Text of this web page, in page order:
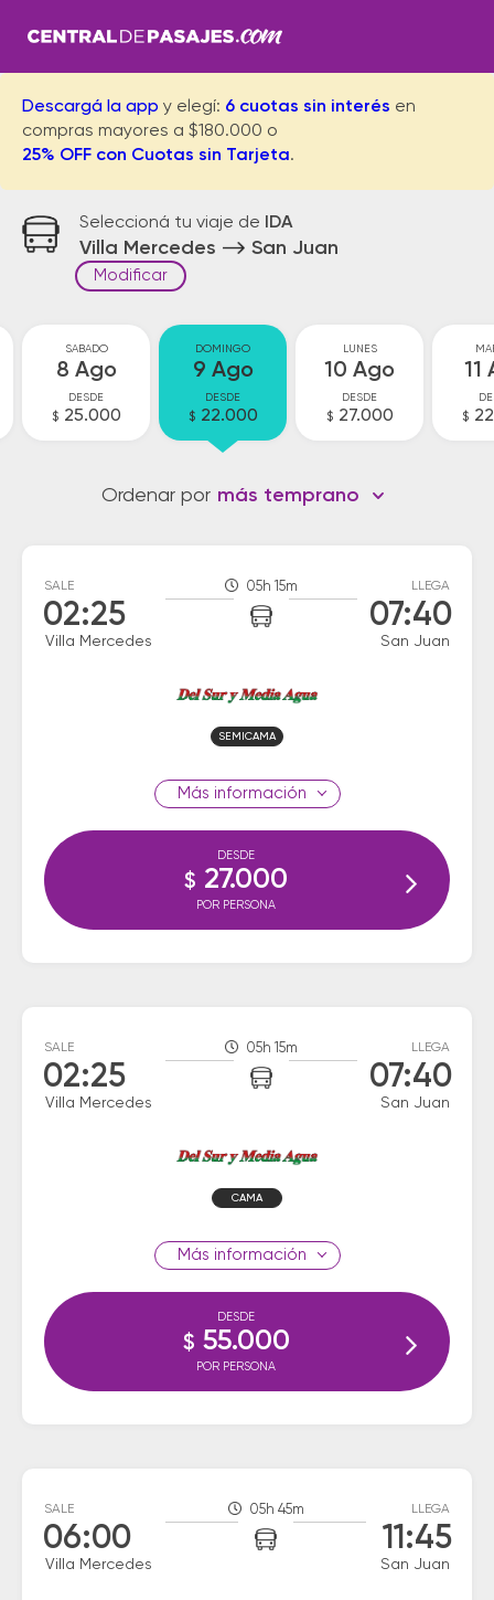
Descargá la app y elegí: 6 cuotas sin interés en
compras mayores a $180.000 o
25% OFF con Cuotas sin Tarjeta.
Seleccioná tu viaje de IDA
Villa Mercedes San Juan
Modificar
SABADO
8 Ago
DESDE
$ 25.000
DOMINGO
9 Ago
DESDE
$ 22.000
LUNES
10 Ago
DESDE
$ 27.000
11
$
Ordenar por más temprano
SALE
02:25
Villa Mercedes
05h 15m LLEGA
07:40
San Juan
SEMICAMA
información
DESDE
$ 27.000
POR PERSONA
SALE
02:25
Villa Mercedes
05h 15m LLEGA
07:40
San Juan
CAMA
información
DESDE
$ 55.000
POR PERSONA
SALE
06:00
Villa Mercedes
05h 45m LLEGA
11:45
San Juan